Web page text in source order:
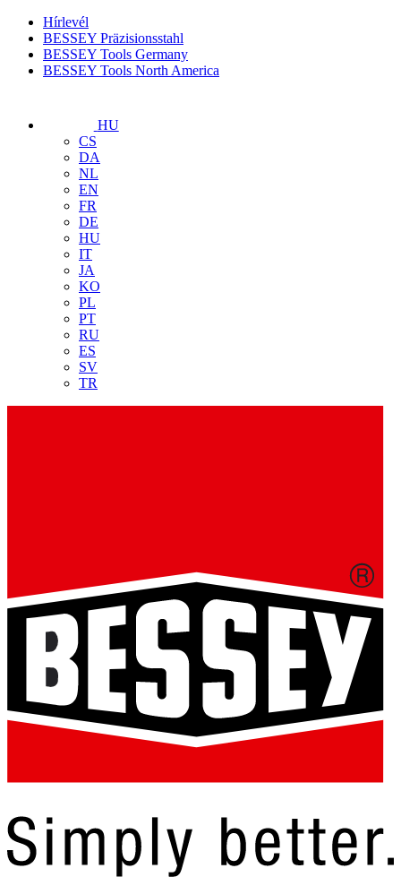
Hírlevél
BESSEY Präzisionsstahl
BESSEY Tools Germany
BESSEY Tools North America
HU
CS
DA
NL
EN
FR
DE
HU
IT
JA
KO
PL
PT
RU
ES
SV
TR